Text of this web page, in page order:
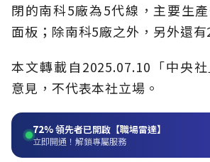
閉的南科5廠為5代線，主要生
面板；除南科5廠之外，另外還有
本文轉載自2025.07.10「中央
意見，不代表本社立場。
72%領先者已開啟【職場雷達】
立即開通！解鎖專屬服務